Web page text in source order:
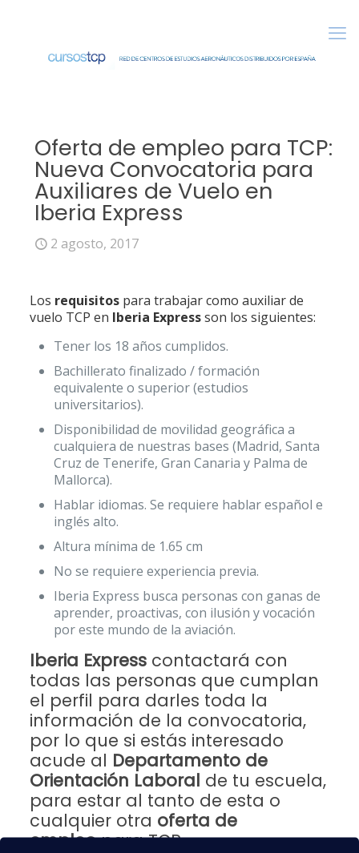
Oferta de empleo para TCP:
Nueva Convocatoria para
Auxiliares de Vuelo en
Iberia Express
2 agosto, 2017
Los requisitospara trabajar como auxiliar de
vuelo TCP en Iberia Expressson los siguientes:
Tener los 18 años cumplidos.
Bachillerato finalizado / formación
equivalente o superior (estudios
universitarios).
Disponibilidad de movilidad geográfica a
cualquiera de nuestras bases (Madrid, Santa
Cruz de Tenerife, Gran Canaria y Palma de
Mallorca).
Hablar idiomas. Se requiere hablar español e
inglés alto.
Altura mínima de 1.65 cm
No se requiere experiencia previa.
Iberia Express busca personas con ganas de
aprender, proactivas, con ilusión y vocación
por este mundo de la aviación.
Iberia Expresscontactará con
todas las personas que cumplan
el perfil para darles toda la
información de la convocatoria,
por lo que si estás interesado
acude al Departamento de
Orientación Laboral de tu escuela,
para estar al tanto de esta o
cualquier otra oferta de
empleopara TCP.